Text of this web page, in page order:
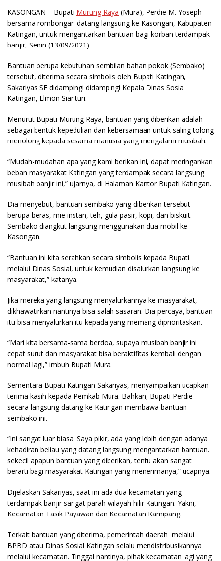
KASONGAN – Bupati Murung Raya (Mura), Perdie M. Yoseph
bersama rombongan datang langsung ke Kasongan, Kabupaten
Katingan, untuk mengantarkan bantuan bagi korban terdampak
banjir, Senin (13/09/2021).
Bantuan berupa kebutuhan sembilan bahan pokok (Sembako)
tersebut, diterima secara simbolis oleh Bupati Katingan,
Sakariyas SE didampingi didampingi Kepala Dinas Sosial
Katingan, Elmon Sianturi.
Menurut Bupati Murung Raya, bantuan yang diberikan adalah
sebagai bentuk kepedulian dan kebersamaan untuk saling tolong
menolong kepada sesama manusia yang mengalami musibah.
“Mudah-mudahan apa yang kami berikan ini, dapat meringankan
beban masyarakat Katingan yang terdampak secara langsung
musibah banjir ini,” ujarnya, di Halaman Kantor Bupati Katingan.
Dia menyebut, bantuan sembako yang diberikan tersebut
berupa beras, mie instan, teh, gula pasir, kopi, dan biskuit.
Sembako diangkut langsung menggunakan dua mobil ke
Kasongan.
“Bantuan ini kita serahkan secara simbolis kepada Bupati
melalui Dinas Sosial, untuk kemudian disalurkan langsung ke
masyarakat,” katanya.
Jika mereka yang langsung menyalurkannya ke masyarakat,
dikhawatirkan nantinya bisa salah sasaran. Dia percaya, bantuan
itu bisa menyalurkan itu kepada yang memang diprioritaskan.
“Mari kita bersama-sama berdoa, supaya musibah banjir ini
cepat surut dan masyarakat bisa beraktifitas kembali dengan
normal lagi,” imbuh Bupati Mura.
Sementara Bupati Katingan Sakariyas, menyampaikan ucapkan
terima kasih kepada Pemkab Mura. Bahkan, Bupati Perdie
secara langsung datang ke Katingan membawa bantuan
sembako ini.
“Ini sangat luar biasa. Saya pikir, ada yang lebih dengan adanya
kehadiran beliau yang datang langsung mengantarkan bantuan.
sekecil apapun bantuan yang diberikan, tentu akan sangat
berarti bagi masyarakat Katingan yang menerimanya,” ucapnya.
Dijelaskan Sakariyas, saat ini ada dua kecamatan yang
terdampak banjir sangat parah wilayah hilir Katingan. Yakni,
Kecamatan Tasik Payawan dan Kecamatan Kamipang.
Terkait bantuan yang diterima, pemerintah daerah melalui
BPBD atau Dinas Sosial Katingan selalu mendistribusikannya
melalui kecamatan. Tinggal nantinya, pihak kecamatan lagi yang